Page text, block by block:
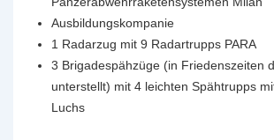
Ausbildungskompanie
1 Radarzug mit 9 Radartrupps PARA
3 Brigadespähzüge (in Friedenszeiten
unterstellt) mit 4 leichten Spähtrupps
Luchs